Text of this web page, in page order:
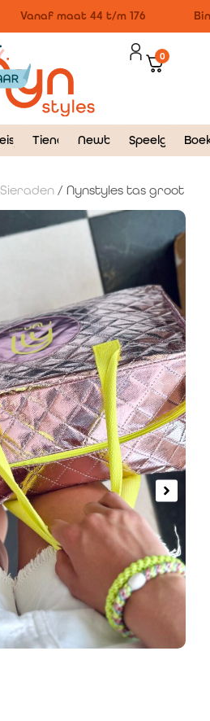
Vanaf maat 44 t/m 176
0
Tieners NewbornSpeelgoed
Sieraden / Nynstyles tas groot